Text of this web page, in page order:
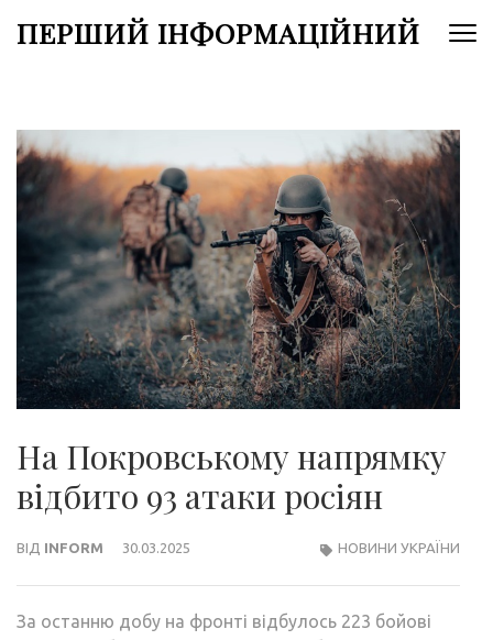
доПЕРШИЙ ІНФОРМАЦІЙНИЙ
На Покровському напрямку
відбито 93 атаки росіян
ВІД INFORM 30.03.2025 НОВИНИ УКРАЇНИ
За останню добу на фронті відбулось 223 бойові